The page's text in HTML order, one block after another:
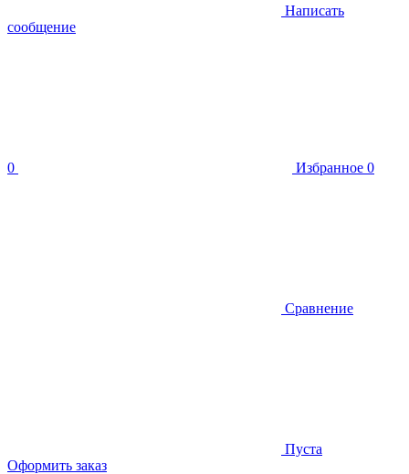
Написать
сообщение
0 Избранное 0
Сравнение
Пуста
Оформить заказ